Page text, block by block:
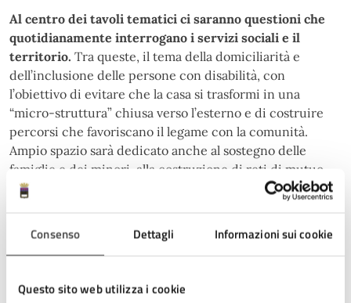
Consenso Dettagli Informazioni sui cookie
Questo sito web utilizza i cookie
Al centro dei tavoli tematici ci saranno questioni che
quotidianamente interrogano i servizi sociali e il
territorio. Tra queste, il tema della domiciliarità e
dell’inclusione delle persone con disabilità, con
l’obiettivo di evitare che la casa si trasformi in una
“micro-struttura” chiusa verso l’esterno e di costruire
percorsi che favoriscano il legame con la comunità.
Ampio spazio sarà dedicato anche al sostegno delle
famiglie e dei minori, alla costruzione di reti di mutuo
aiuto per contrastare la solitudine, alla prevenzione del
disagio sommerso e alla creazione di alleanze educative
centrale riguarda il lavoro con le persone in grave
molte realtà del Terzo settore. La sfida sarà trasformare